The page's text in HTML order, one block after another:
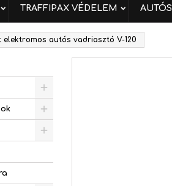
TRAFFIPAX VÉDELEM
elektromos autós vadriasztó V-120